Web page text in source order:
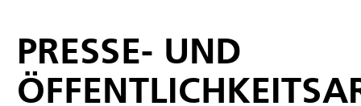
KONTAKT
PRESSE- UND